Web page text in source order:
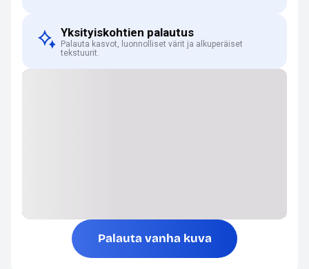
Yksityiskohtien palautus
Palauta kasvot, luonnolliset värit ja alkuperäiset
tekstuurit.
Palauta vanha kuva